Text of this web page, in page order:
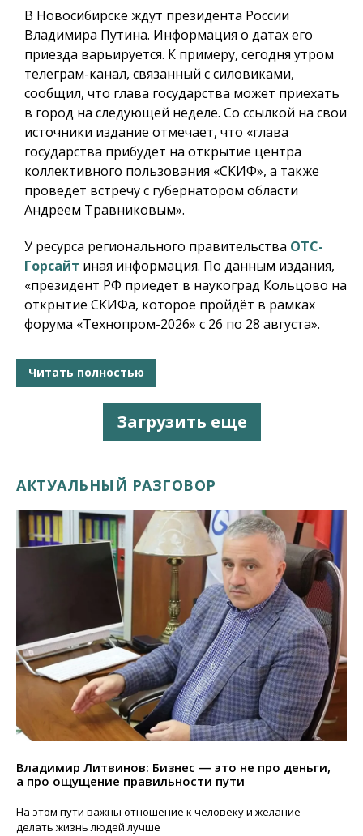
В Новосибирске ждут президента России
Владимира Путина. Информация о датах его
приезда варьируется. К примеру, сегодня утром
телеграм-канал, связанный с силовиками,
сообщил, что глава государства может приехать
в город на следующей неделе. Со ссылкой на свои
источники издание отмечает, что «глава
государства прибудет на открытие центра
коллективного пользования «СКИФ», а также
проведет встречу с губернатором области
Андреем Травниковым».
У ресурса регионального правительства ОТС-
Горсайт иная информация. По данным издания,
«президент РФ приедет в наукоград Кольцово на
открытие СКИФа, которое пройдёт в рамках
форума «Технопром-2026» с 26 по 28 августа».
Читать полностью
Загрузить еще
АКТУАЛЬНЫЙ РАЗГОВОР
Владимир Литвинов: Бизнес — это не про деньги,
а про ощущение правильности пути
На этом пути важны отношение к человеку и желание
делать жизнь людей лучше